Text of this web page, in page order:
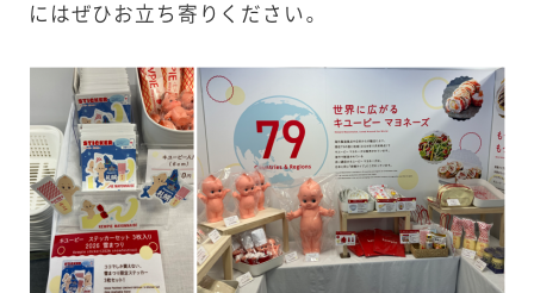
にはぜひお立ち寄りください。